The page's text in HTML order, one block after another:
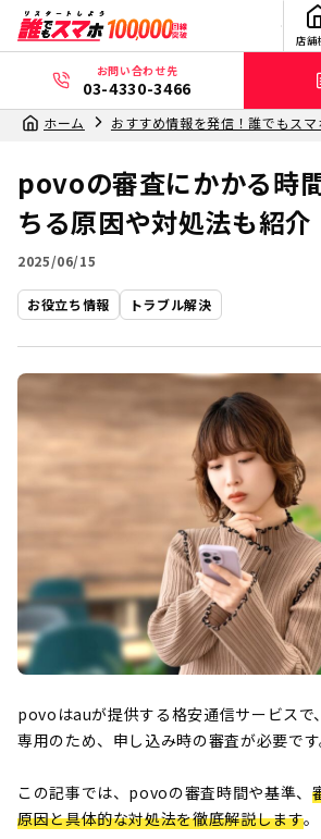
店舗
お問い合わせ先
03-4330-3466
ホーム おすすめ情報を発信！誰でもスマ
povoの審査にかかる時
ちる原因や対処法も紹介
2025/06/15
お役立ち情報 トラブル解決
povoはauが提供する格安通信サービスで
専用のため、申し込み時の審査が必要です
この記事では、povoの審査時間や基準、
原因と具体的な対処法を徹底解説します。